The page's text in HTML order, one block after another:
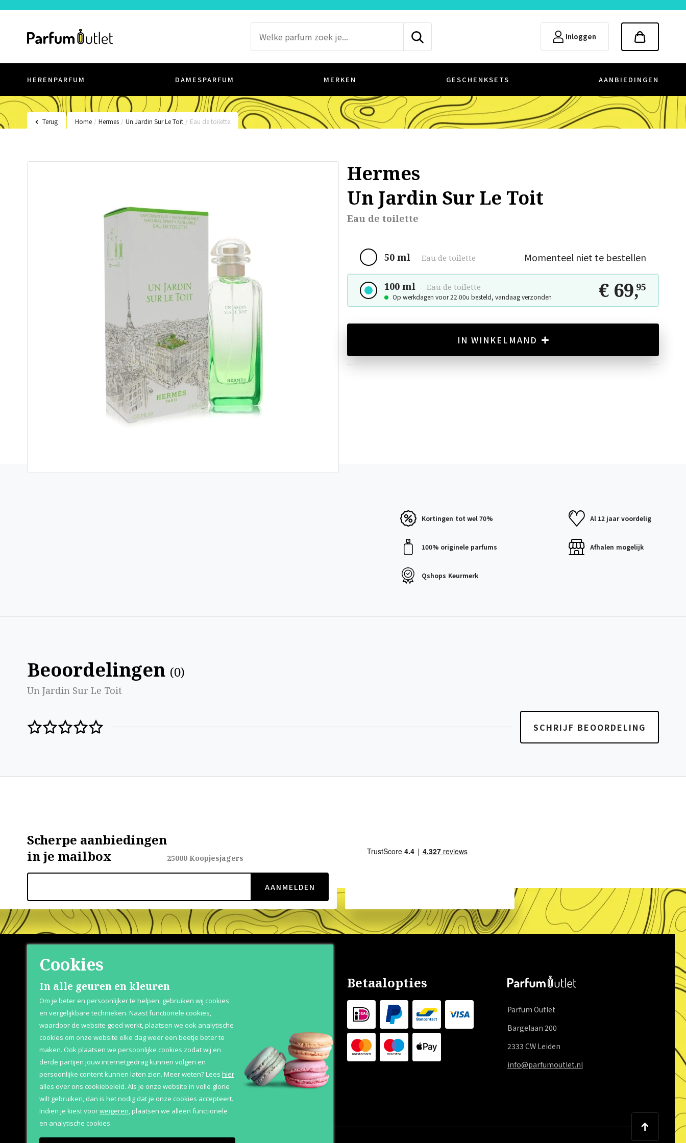
Inloggen
HERENPARFUM DAMESPARFUM MERKEN GESCHENKSETS AANBIEDINGEN
Terug Home / Hermes / Un Jardin Sur Le Toit / Eau de toilette
Hermes
Un Jardin Sur Le Toit
Eau de toilette
50 ml - Eau de toilette Momenteel niet te bestellen
100 ml - Eau de toilette
Op werkdagen voor 22.00u besteld, vandaag verzonden € 69,95
IN WINKELMAND
Kortingen tot wel 70% Al 12 jaar voordelig
100% originele parfums Afhalen mogelijk
Qshops Keurmerk
Beoordelingen (0)
Un Jardin Sur Le Toit
SCHRIJF BEOORDELING
Scherpe aanbiedingen
in je mailbox
25000 Koopjesjagers
AANMELDEN
Shop
Herenparfum
Damesparfum
Merken
Geschenksets
Aanbiedingen
Retourneren
Bezorging & Levertijd
Over Parfum Outlet
Betaalopties
Betaalopties
Parfum Outlet
Bargelaan 200
2333 CW Leiden
info@parfumoutlet.nl
Cookies
In alle geuren en kleuren
Om je beter en persoonlijker te helpen, gebruiken wij cookies
en vergelijkbare technieken. Naast functionele cookies,
waardoor de website goed werkt, plaatsen we ook analytische
cookies om onze website elke dag weer een beetje beter te
maken. Ook plaatsen we persoonlijke cookies zodat wij en
derde partijen jouw internetgedrag kunnen volgen en
persoonlijke content kunnen laten zien. Meer weten?Lees hier
alles over ons cookiebeleid. Als je onze website in volle glorie
wilt gebruiken, dan is het nodig dat je onze cookies accepteert.
Indien je kiest voorweigeren,plaatsen we alleen functionele
en analytische cookies.